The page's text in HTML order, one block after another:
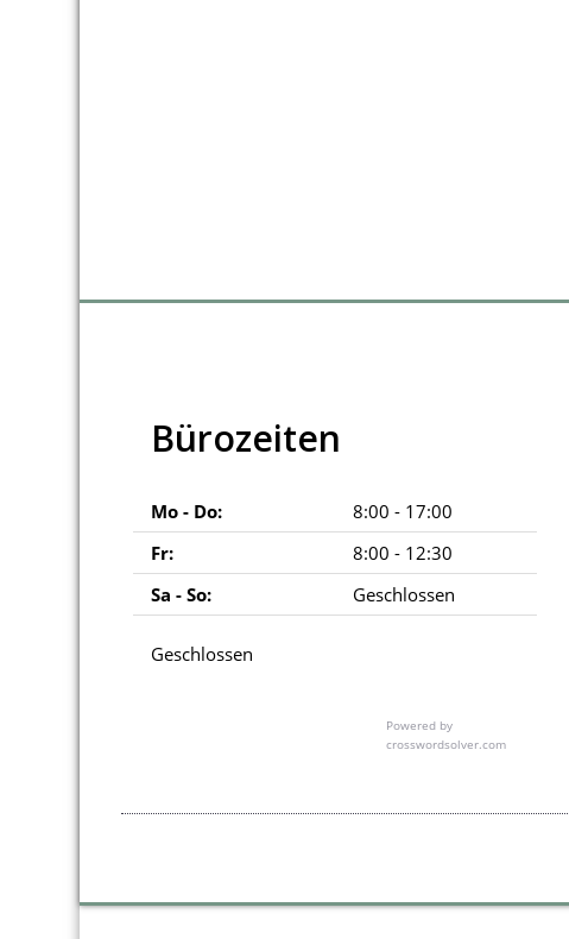
Bürozeiten
Mo - Do:
8:00 - 17:00
Fr:
8:00 - 12:30
Sa - So:
Geschlossen
Geschlossen
Powered by
crosswordsolver.com